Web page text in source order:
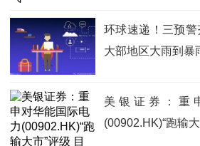
环球速递！三预
大部地区大雨到暴
美银证券：重
(00902.HK)“跑输